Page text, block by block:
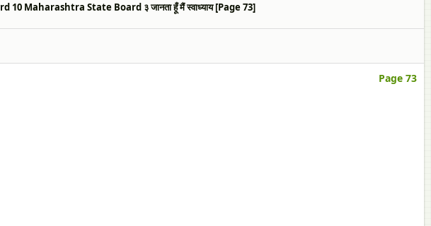
State Board ३ जानता हूँ मैं स्‍वाध्याय [Page 73]
Page 73